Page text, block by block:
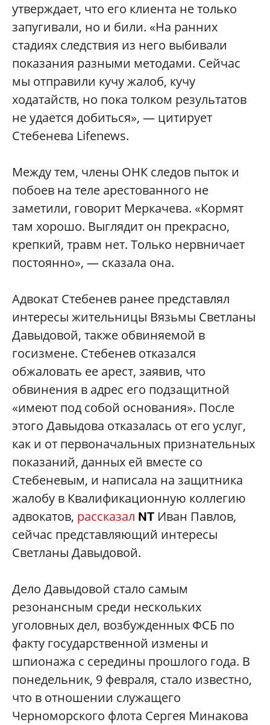
утверждает, что его клиента не только
запугивали, но и били. «На ранних
стадиях следствия из него выбивали
показания разными методами. Сейчас
мы отправили кучу жалоб, кучу
ходатайств, но пока толком результатов
не удается добиться», — цитирует
Стебенева Lifenews.
Между тем, члены ОНК следов пыток и
побоев на теле арестованного не
заметили, говорит Меркачева. «Кормят
там хорошо. Выглядит он прекрасно,
крепкий, травм нет. Только нервничает
постоянно», — сказала она.
Адвокат Стебенев ранее представлял
интересы жительницы Вязьмы Светланы
Давыдовой, также обвиняемой в
госизмене. Стебенев отказался
обжаловать ее арест, заявив, что
обвинения в адрес его подзащитной
«имеют под собой основания». После
этого Давыдова отказалась от его услуг,
как и от первоначальных признательных
показаний, данных ей вместе со
Стебеневым, и написала на защитника
жалобу в Квалификационную коллегию
адвокатов, рассказал NT Иван Павлов,
сейчас представляющий интересы
Светланы Давыдовой.
Дело Давыдовой стало самым
резонансным среди нескольких
уголовных дел, возбужденных ФСБ по
факту государственной измены и
шпионажа с середины прошлого года. В
понедельник, 9 февраля, стало известно,
что в отношении служащего
Черноморского флота Сергея Минакова